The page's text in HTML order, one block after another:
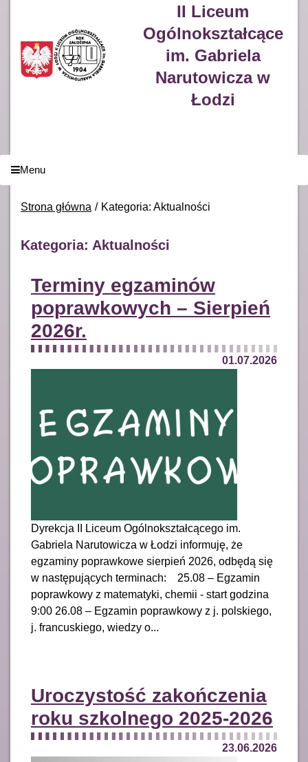
II Liceum
Ogólnokształcące
im. Gabriela
Narutowicza w
Łodzi
Menu
Strona główna Kategoria: Aktualności
Kategoria: Aktualności
Terminy egzaminów
poprawkowych – Sierpień
2026r.
01.07.2026
Dyrekcja II Liceum Ogólnokształcącego im.
Gabriela Narutowicza w Łodzi informuję, że
egzaminy poprawkowe sierpień 2026, odbędą się
w następujących terminach: 25.08 – Egzamin
poprawkowy z matematyki, chemii - start godzina
9:00 26.08 – Egzamin poprawkowy z j. polskiego,
j. francuskiego, wiedzy o...
Uroczystość zakończenia
roku szkolnego 2025-2026
23.06.2026